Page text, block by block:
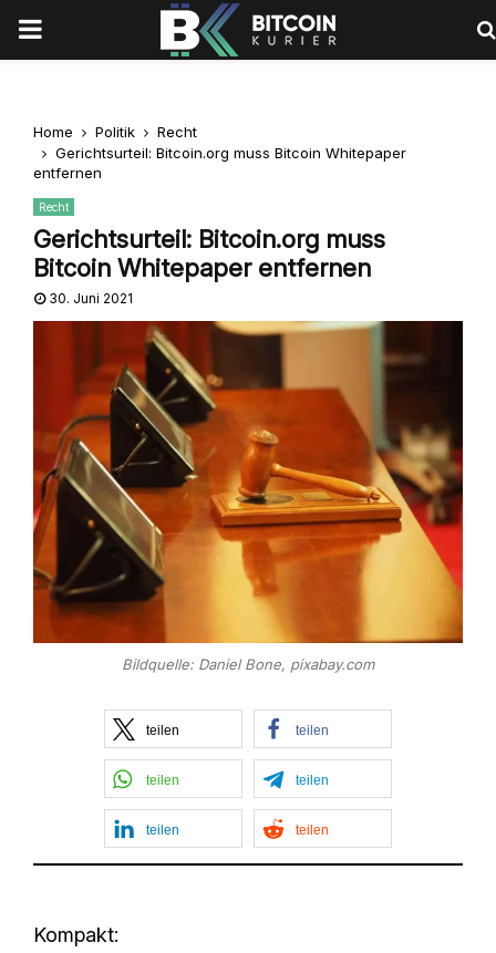
PRIMARY
Home Politik
Recht
Gerichtsurteil: Bitcoin.org muss Bitcoin Whitepaper
entfernen
Recht
Gerichtsurteil: Bitcoin.org muss
Bitcoin Whitepaper entfernen
30. Juni 2021
Bildquelle: Daniel Bone, pixabay.com
teilen teilen
teilen teilen
teilen teilen
Kompakt: